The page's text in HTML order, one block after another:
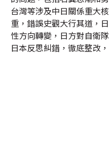
台灣等涉及中日關係重大
重，錯誤史觀大行其道，
性方向轉變，日方對自衛
日本反思糾錯，徹底整改